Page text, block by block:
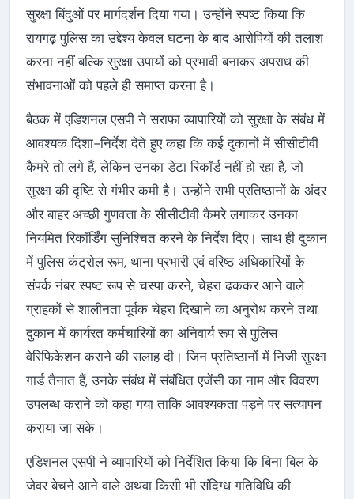
सुरक्षा बिंदुओं पर मार्गदर्शन दिया गया। उन्होंने स्पष्ट किया कि
रायगढ़ पुलिस का उद्देश्य केवल घटना के बाद आरोपियों की तलाश
करना नहीं बल्कि सुरक्षा उपायों को प्रभावी बनाकर अपराध की
संभावनाओं को पहले ही समाप्त करना है।
बैठक में एडिशनल एसपी ने सराफा व्यापारियों को सुरक्षा के संबंध में
आवश्यक दिशा-निर्देश देते हुए कहा कि कई दुकानों में सीसीटीवी
कैमरे तो लगे हैं, लेकिन उनका डेटा रिकॉर्ड नहीं हो रहा है, जो
सुरक्षा की दृष्टि से गंभीर कमी है। उन्होंने सभी प्रतिष्ठानों के अंदर
और बाहर अच्छी गुणवत्ता के सीसीटीवी कैमरे लगाकर उनका
नियमित रिकॉर्डिंग सुनिश्चित करने के निर्देश दिए। साथ ही दुकान
में पुलिस कंट्रोल रूम, थाना प्रभारी एवं वरिष्ठ अधिकारियों के
संपर्क नंबर स्पष्ट रूप से चस्पा करने, चेहरा ढककर आने वाले
ग्राहकों से शालीनता पूर्वक चेहरा दिखाने का अनुरोध करने तथा
दुकान में कार्यरत कर्मचारियों का अनिवार्य रूप से पुलिस
वेरिफिकेशन कराने की सलाह दी। जिन प्रतिष्ठानों में निजी सुरक्षा
गार्ड तैनात हैं, उनके संबंध में संबंधित एजेंसी का नाम और विवरण
उपलब्ध कराने को कहा गया ताकि आवश्यकता पड़ने पर सत्यापन
कराया जा सके।
एडिशनल एसपी ने व्यापारियों को निर्देशित किया कि बिना बिल के
जेवर बेचने आने वाले अथवा किसी भी संदिग्ध गतिविधि की